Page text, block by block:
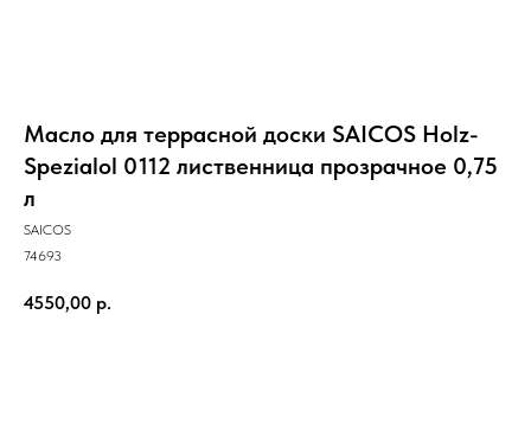
Масло для террасной доски SAICOS Holz-
Spezialol 0112 лиственница прозрачное 0,75
л
SAICOS
74693
4550,00 р.